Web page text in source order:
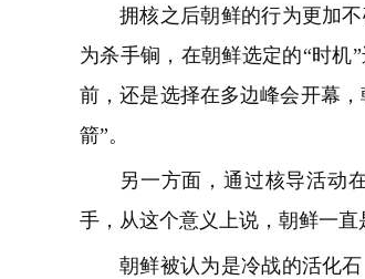
拥核之后朝鲜的行为更加
为杀手锏，在朝鲜选定的“时机
前，还是选择在多边峰会开幕
箭”。
另一方面，通过核导活动
手，从这个意义上说，朝鲜一直
朝鲜被认为是冷战的活化